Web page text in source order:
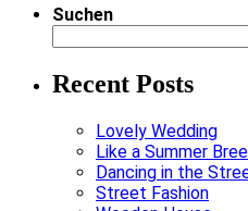
Suchen
Recent Posts
Lovely Wedding
Like a Summer
Dancing in the
Street Fashion